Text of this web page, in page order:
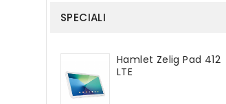
SPECIALI
Hamlet Zelig Pad 412
LTE